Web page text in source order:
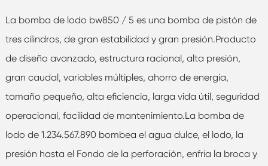
La bomba de lodo bw850 / 5 es una bomba de pistón de
tres cilindros, de gran estabilidad y gran presión.Producto
de diseño avanzado, estructura racional, alta presión,
gran caudal, variables múltiples, ahorro de energía,
tamaño pequeño, alta eficiencia, larga vida útil, seguridad
operacional, facilidad de mantenimiento.La bomba de
lodo de 1.234.567.890 bombea el agua dulce, el lodo, la
presión hasta el Fondo de la perforación, enfria la broca y